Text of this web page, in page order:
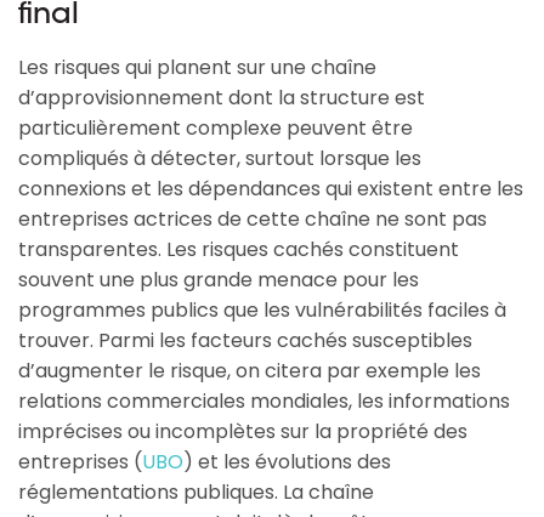
final
Les risques qui planent sur une chaîne
d’approvisionnement dont la structure est
particulièrement complexe peuvent être
compliqués à détecter, surtout lorsque les
connexions et les dépendances qui existent entre les
entreprises actrices de cette chaîne ne sont pas
transparentes. Les risques cachés constituent
souvent une plus grande menace pour les
programmes publics que les vulnérabilités faciles à
trouver. Parmi les facteurs cachés susceptibles
d’augmenter le risque, on citera par exemple les
relations commerciales mondiales, les informations
imprécises ou incomplètes sur la propriété des
entreprises (UBO) et les évolutions des
réglementations publiques. La chaîne